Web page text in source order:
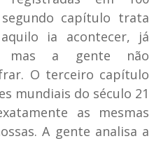
capítulo trata
ia acontecer, já
mas a gente não
O terceiro capítulo
mundiais do século 21
as mesmas
A gente analisa a